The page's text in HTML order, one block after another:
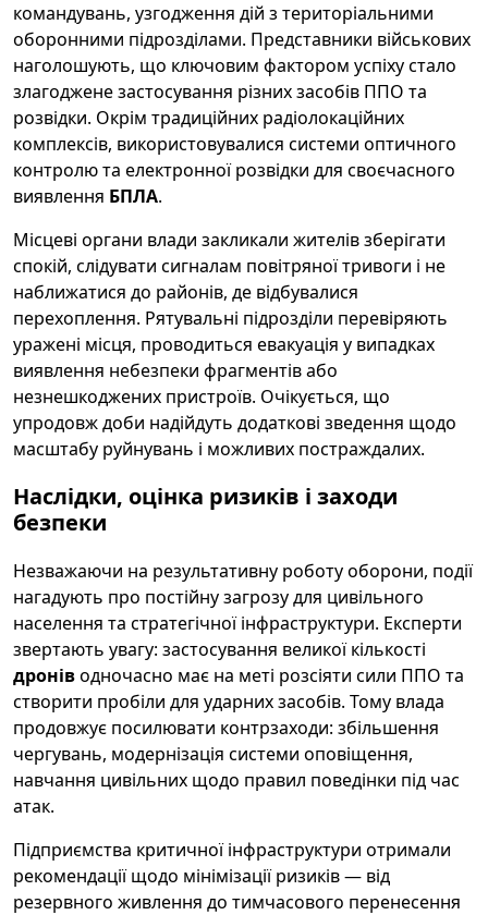
командувань, узгодження дій з територіальними
оборонними підрозділами. Представники військових
наголошують, що ключовим фактором успіху стало
злагоджене застосування різних засобів ППО та
розвідки. Окрім традиційних радіолокаційних
комплексів, використовувалися системи оптичного
контролю та електронної розвідки для своєчасного
виявлення БПЛА.
Місцеві органи влади закликали жителів зберігати
спокій, слідувати сигналам повітряної тривоги і не
наближатися до районів, де відбувалися
перехоплення. Рятувальні підрозділи перевіряють
уражені місця, проводиться евакуація у випадках
виявлення небезпеки фрагментів або
незнешкоджених пристроїв. Очікується, що
упродовж доби надійдуть додаткові зведення щодо
масштабу руйнувань і можливих постраждалих.
Наслідки, оцінка ризиків і заходи
безпеки
Незважаючи на результативну роботу оборони, події
нагадують про постійну загрозу для цивільного
населення та стратегічної інфраструктури. Експерти
звертають увагу: застосування великої кількості
дроніводночасно має на меті розсіяти сили ППО та
створити пробіли для ударних засобів. Тому влада
продовжує посилювати контрзаходи: збільшення
чергувань, модернізація системи оповіщення,
навчання цивільних щодо правил поведінки під час
атак.
Підприємства критичної інфраструктури отримали
рекомендації щодо мінімізації ризиків — від
резервного живлення до тимчасового перенесення